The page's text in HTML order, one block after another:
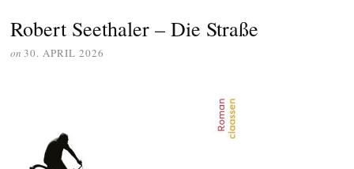
Robert Seethaler – Die Straße
on 30. APRIL 2026